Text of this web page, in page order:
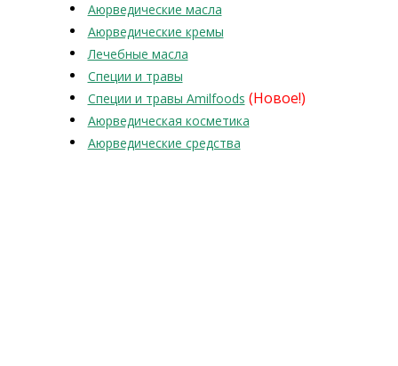
Аюрведические масла
Аюрведические кремы
Лечебные масла
Специи и травы
Специи и травы Amilfoods (Новое!)
Аюрведическая косметика
Аюрведические средства